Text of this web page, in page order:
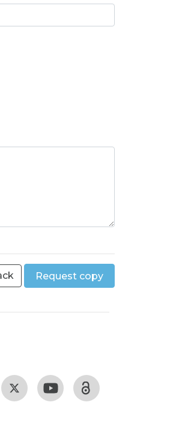
Request copy